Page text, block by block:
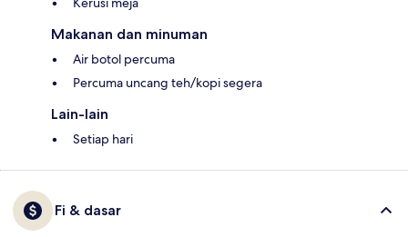
Makanan dan minuman
Air botol percuma
Percuma uncang teh/kopi segera
Lain-lain
Setiap hari
Fi & dasar